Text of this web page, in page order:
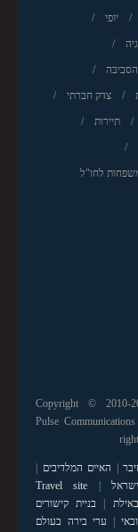
יופי
צדק חברתי
תיירות
לחו"ל
Copyright © 2010-
Pulse
האיים המלדיבים
Travel site
בניית קישורים
ערי בירה בעולם